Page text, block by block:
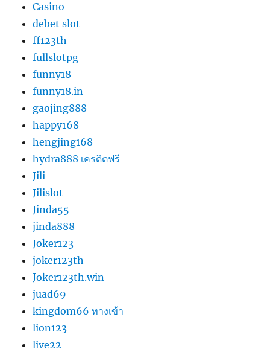
Casino
debet slot
ff123th
fullslotpg
funny18
funny18.in
gaojing888
happy168
hengjing168
hydra888 เครดิตฟรี
Jili
Jilislot
Jinda55
jinda888
Joker123
joker123th
Joker123th.win
juad69
kingdom66 ทางเข้า
lion123
live22